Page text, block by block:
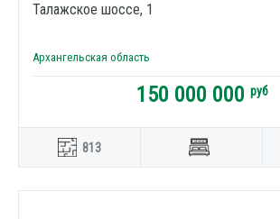
Талажское шоссе, 1
Архангельская область
150 000 000 руб
813